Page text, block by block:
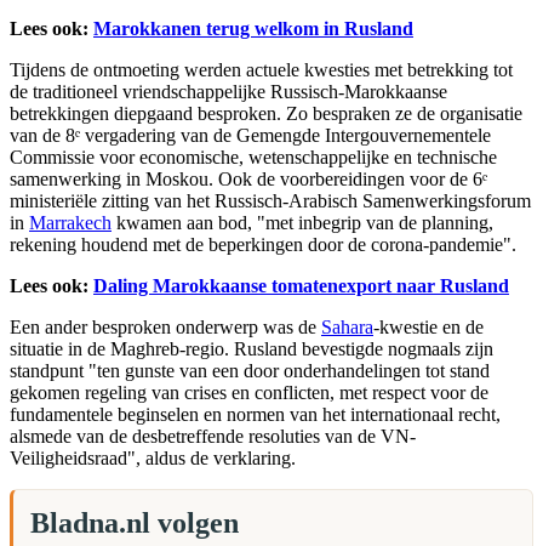
Lees ook: Marokkanen terug welkom in Rusland
Tijdens de ontmoeting werden actuele kwesties met betrekking tot
de traditioneel vriendschappelijke Russisch-Marokkaanse
betrekkingen diepgaand besproken. Zo bespraken ze de organisatie
van de 8ᵉ vergadering van de Gemengde Intergouvernementele
Commissie voor economische, wetenschappelijke en technische
samenwerking in Moskou. Ook de voorbereidingen voor de 6ᵉ
ministeriële zitting van het Russisch-Arabisch Samenwerkingsforum
in Marrakech kwamen aan bod, "met inbegrip van de planning,
rekening houdend met de beperkingen door de corona-pandemie".
Lees ook: Daling Marokkaanse tomatenexport naar Rusland
Een ander besproken onderwerp was de Sahara-kwestie en de
situatie in de Maghreb-regio. Rusland bevestigde nogmaals zijn
standpunt "ten gunste van een door onderhandelingen tot stand
gekomen regeling van crises en conflicten, met respect voor de
fundamentele beginselen en normen van het internationaal recht,
alsmede van de desbetreffende resoluties van de VN-
Veiligheidsraad", aldus de verklaring.
Bladna.nl volgen